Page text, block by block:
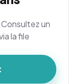
un
la file